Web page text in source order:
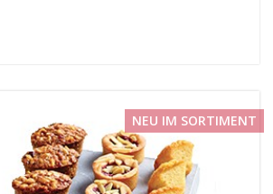
NEU IM SORTIMENT